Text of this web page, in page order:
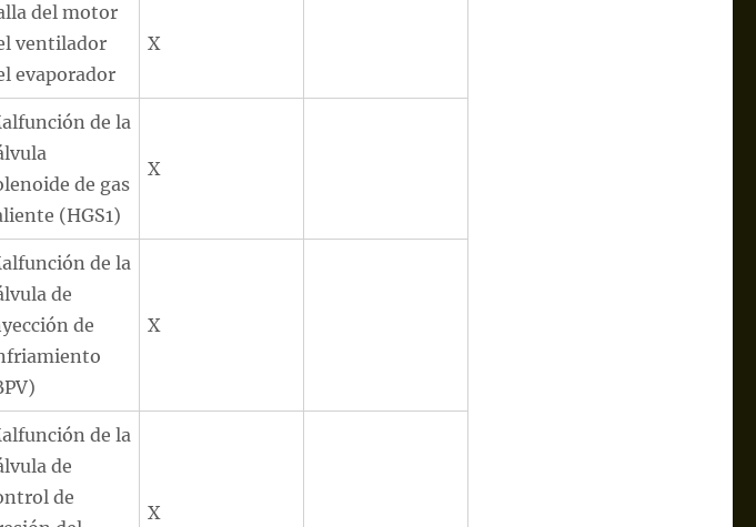
del motor
ventilador
evaporador
X
de la
de gas
(HGS1)
X
de la
de
de
X
de la
de
de
X